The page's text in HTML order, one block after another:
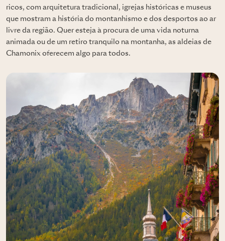
ricos, com arquitetura tradicional, igrejas históricas e museus
que mostram a história do montanhismo e dos desportos ao ar
livre da região. Quer esteja à procura de uma vida noturna
animada ou de um retiro tranquilo na montanha, as aldeias de
Chamonix oferecem algo para todos.